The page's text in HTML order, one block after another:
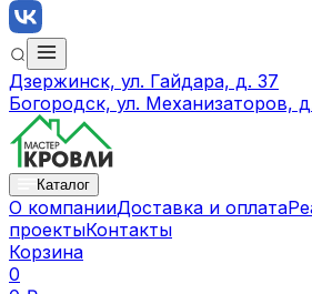
Дзержинск, ул. Гайдара, д. 37
Богородск, ул. Механизаторов,
Каталог
О компанииДоставка и оплата
проектыКонтакты
Корзина
0